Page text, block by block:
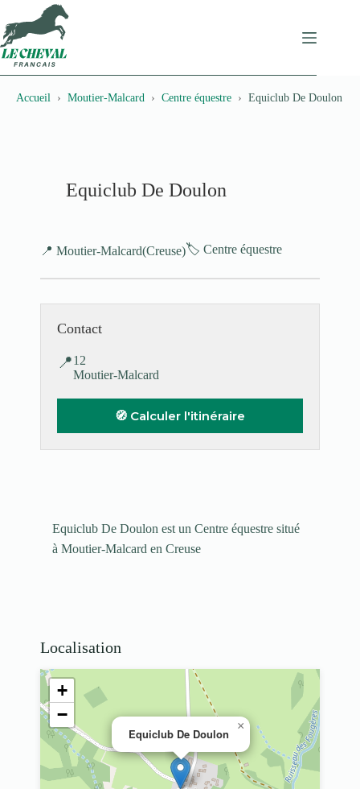
au
contenu
Accueil Moutier-Malcard Centre équestre Equiclub De Doulon
Equiclub De Doulon
📍 Moutier-Malcard(Creuse)🏷️ Centre équestre
Equiclub De Doulon est un Centre équestre situé
à Moutier-Malcard en Creuse
Contact
📍12
Moutier-Malcard
🧭 Calculer l'itinéraire
Localisation
Equiclub De Doulon
×
+
−